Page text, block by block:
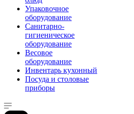
Упаковочное
оборудование
Санитарно-
гигиеническое
оборудование
Весовое
оборудование
Инвентарь кухонный
Посуда и столовые
приборы